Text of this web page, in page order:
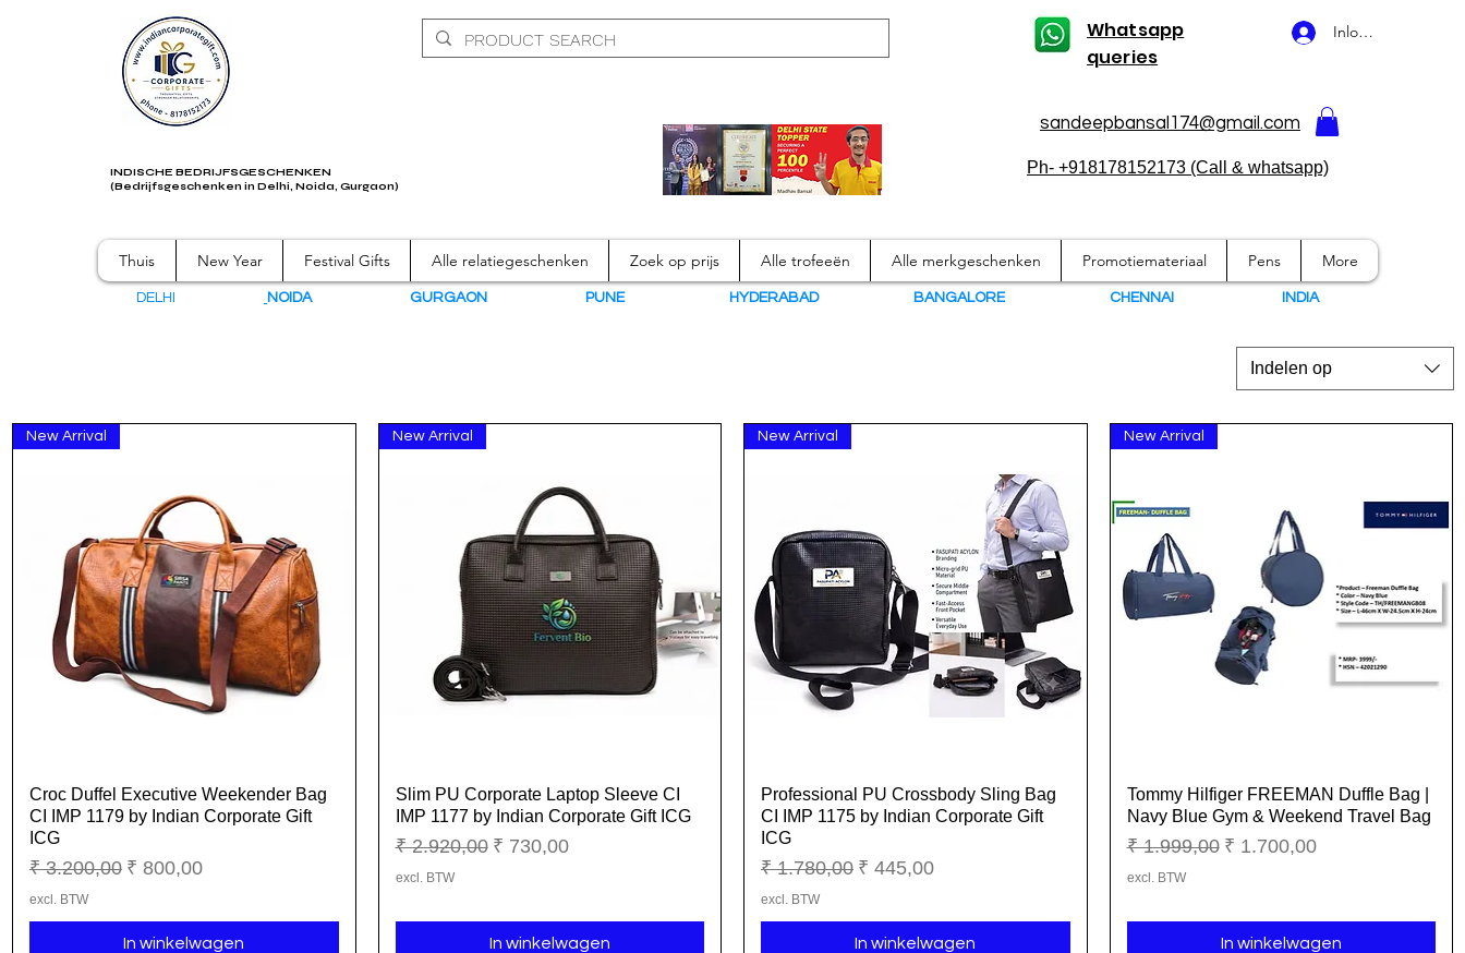
INDISCHE BEDRIJFSGESCHENKEN
(Bedrijfsgeschenken in Delhi, Noida, Gurgaon)
Whatsapp
queries
Inloggen
sandeepbansal174@gmail.com
Ph- +918178152173 (Call & whatsapp)
Thuis New Year Festival Gifts Alle relatiegeschenken Zoek op prijs Alle trofeeën Alle merkgeschenken Promotiemateriaal Pens More
DELHI NOIDA GURGAON PUNE HYDERABAD BANGALORE CHENNAI NDIA
Indelen op
Snel overzicht
New Arrival
Croc Duffel Executive Weekender Bag
CI IMP 1179 by Indian Corporate Gift
ICG
Normale prijs
₹ 3.200,00 Verkoopprijs
₹ 800,00
excl. BTW
In winkelwagen
Snel overzicht
New Arrival
Slim PU Corporate Laptop Sleeve CI
IMP 1177 by Indian Corporate Gift ICG
Normale prijs
₹ 2.920,00 Verkoopprijs
₹ 730,00
excl. BTW
In winkelwagen
Snel overzicht
New Arrival
Professional PU Crossbody Sling Bag
CI IMP 1175 by Indian Corporate Gift
ICG
Normale prijs
₹ 1.780,00 Verkoopprijs
₹ 445,00
excl. BTW
In winkelwagen
Snel overzicht
New Arrival
Tommy Hilfiger FREEMAN Duffle Bag |
Navy Blue Gym & Weekend Travel Bag
Normale prijs
₹ 1.999,00 Verkoopprijs
₹ 1.700,00
excl. BTW
In winkelwagen